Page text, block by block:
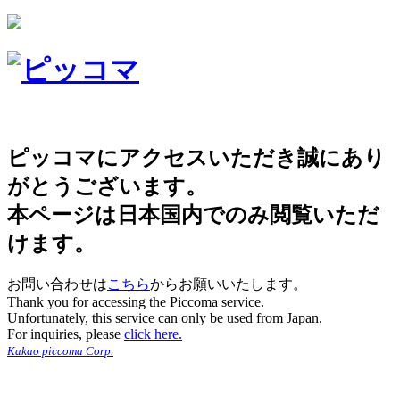
ピッコマにアクセスいただき誠にあり
がとうございます。
本ページは日本国内でのみ閲覧いただ
けます。
お問い合わせはこちらからお願いいたします。
Thank you for accessing the Piccoma service.
Unfortunately, this service can only be used from Japan.
For inquiries, please click here.
Kakao piccoma Corp.